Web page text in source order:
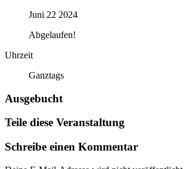
Juni 22 2024
Abgelaufen!
Uhrzeit
Ganztags
Ausgebucht
Teile diese Veranstaltung
Schreibe einen Kommentar